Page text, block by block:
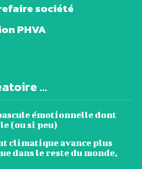
société
PHVA
...
émotionnelle dont
(ou si peu)
climatique avance plus
dans le reste du monde,